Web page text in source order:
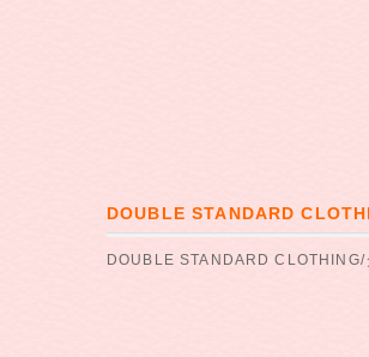
DOUBLE STANDARD
DOUBLE STANDARD